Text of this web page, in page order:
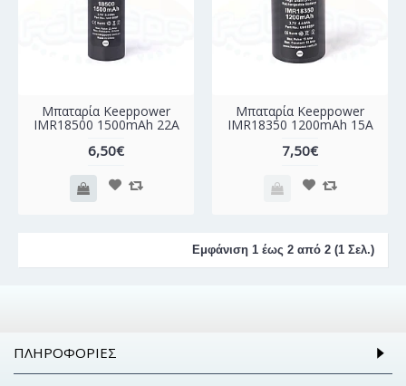
Μπαταρία Keeppower
IMR18500 1500mAh 22A
6,50€
Μπαταρία Keeppower
IMR18350 1200mAh 15A
7,50€
Εμφάνιση 1 έως 2 από 2 (1 Σελ.)
ΠΛΗΡΟΦΟΡΊΕΣ